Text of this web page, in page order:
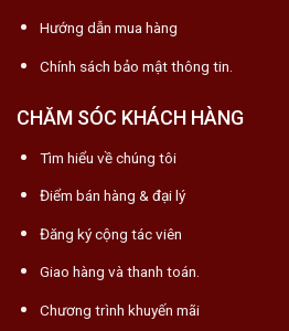
Hướng dẫn mua hàng
Chính sách bảo mật thông tin.
CHĂM SÓC KHÁCH HÀNG
Tìm hiểu về chúng tôi
Điểm bán hàng & đại lý
Đăng ký cộng tác viên
Giao hàng và thanh toán.
Chương trình khuyến mãi